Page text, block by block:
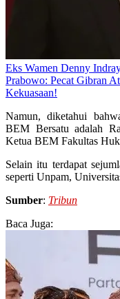
Eks Wamen Denny
Prabowo: Pecat Gibran
Kekuasaan!
Namun, diketahui
BEM Bersatu adalah
Ketua BEM Fakultas
Selain itu terdapat
seperti Unpam,
Sumber: Tribun
Baca Juga: